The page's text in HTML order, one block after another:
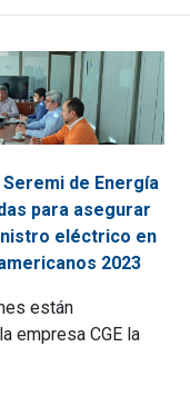
Seremi de Energía
para asegurar
eléctrico en
2023
están
empresa CGE la